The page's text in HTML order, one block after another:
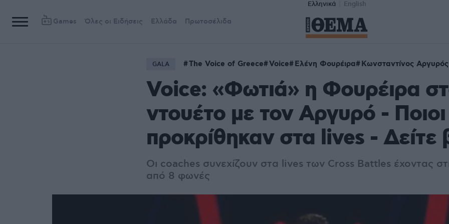
Ελληνικά English
Games Όλες οι Ειδήσεις Ελλάδα Πρωτοσέλιδα
GALA The Voice of Greece Voice Ελένη Φουρέιρα Κωνσταντίνος Αργυρός
Voice: «Φωτιά» η Φουρέιρα
ντουέτο με τον Αργυρό - Ποιοι
προκρίθηκαν στα lives - Δείτε
Οι coaches συνεχίζουν στα lives των Cross Battles έχοντας
από 8 φωνές